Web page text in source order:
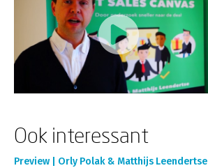
Ook interessant
Preview | Orly Polak & Matthijs Leendertse